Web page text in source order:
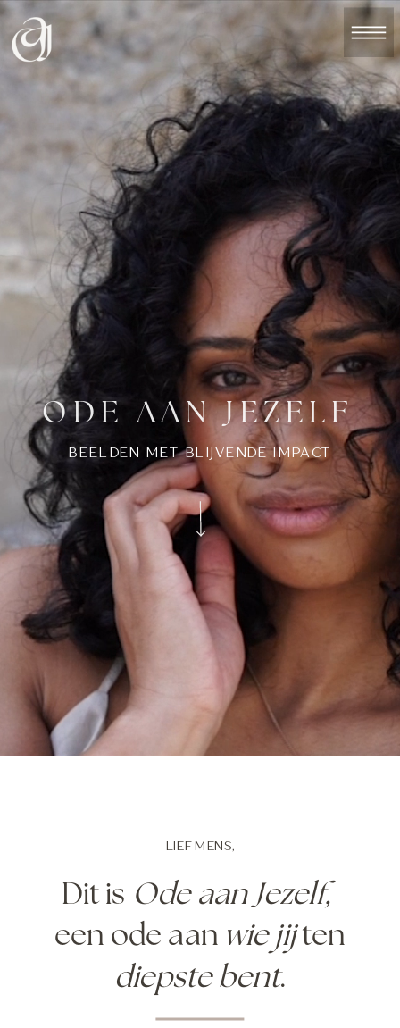
BEELDEN MET BLIJVENDE IMPACT
ODE AAN JEZELF
Dit is Ode aan Jezelf,
een ode aan wie jijten
diepste bent.
LIEF MENS,